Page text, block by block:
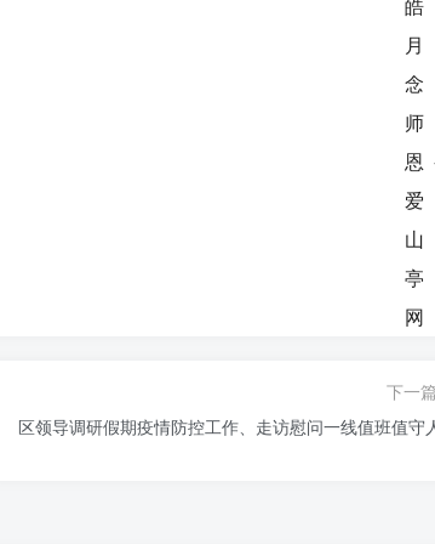
下一
区领导调研假期疫情防控工作、走访慰问一线值班值守